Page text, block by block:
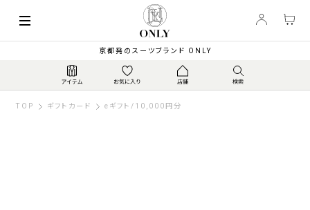
京都発のスーツブランド ONLY
TOP ギフトカード eギフト/10,000円分